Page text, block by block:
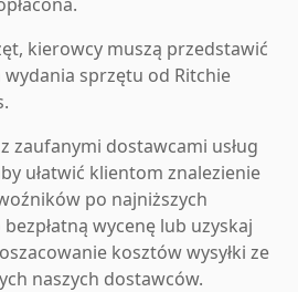
kierowcy muszą przedstawić
sprzętu od Ritchie
zaufanymi dostawcami usług
ułatwić klientom znalezienie
po najniższych
wycenę lub uzyskaj
kosztów wysyłki ze
naszych dostawców.